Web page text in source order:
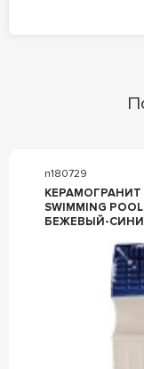
n180729
КЕРАМОГРАНИТ
SWIMMING
БЕЖЕВЫЙ-СИНИЙ